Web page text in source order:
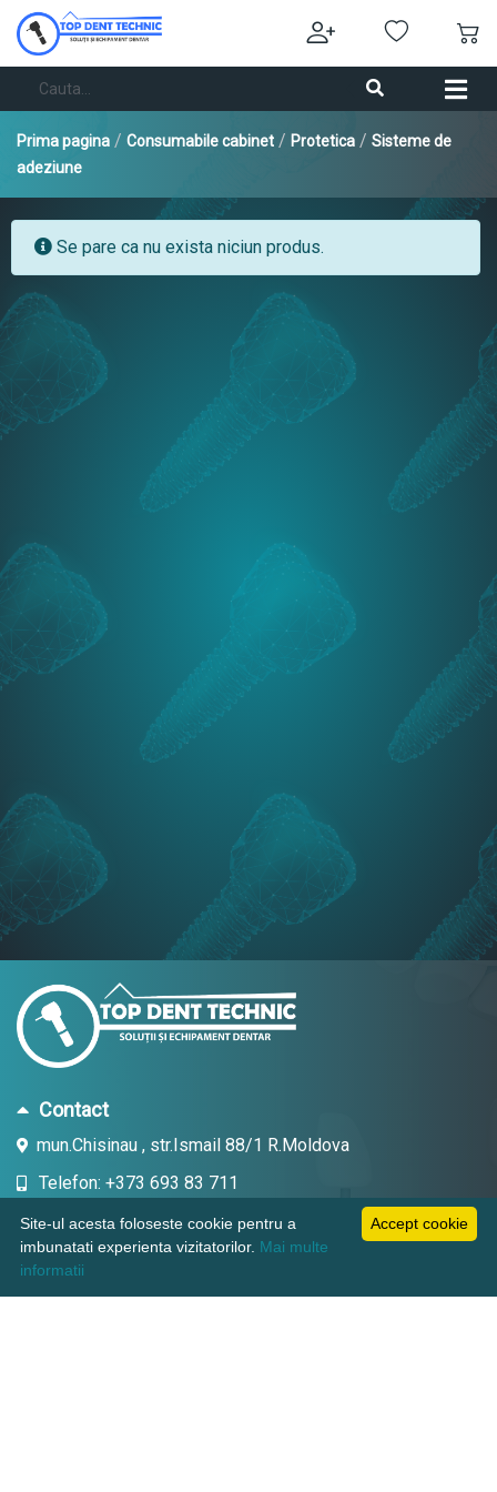
Prima pagina / Consumabile cabinet / Protetica / Sisteme de
adeziune
Se pare ca nu exista niciun produs.
Contact
mun.Chisinau , str.Ismail 88/1 R.Moldova
Telefon: +373 693 83 711
Email: topdent.technic@gmail.com
Accept cookie
Site-ul acesta foloseste cookie pentru a
imbunatati experienta vizitatorilor. Mai multe
informatii